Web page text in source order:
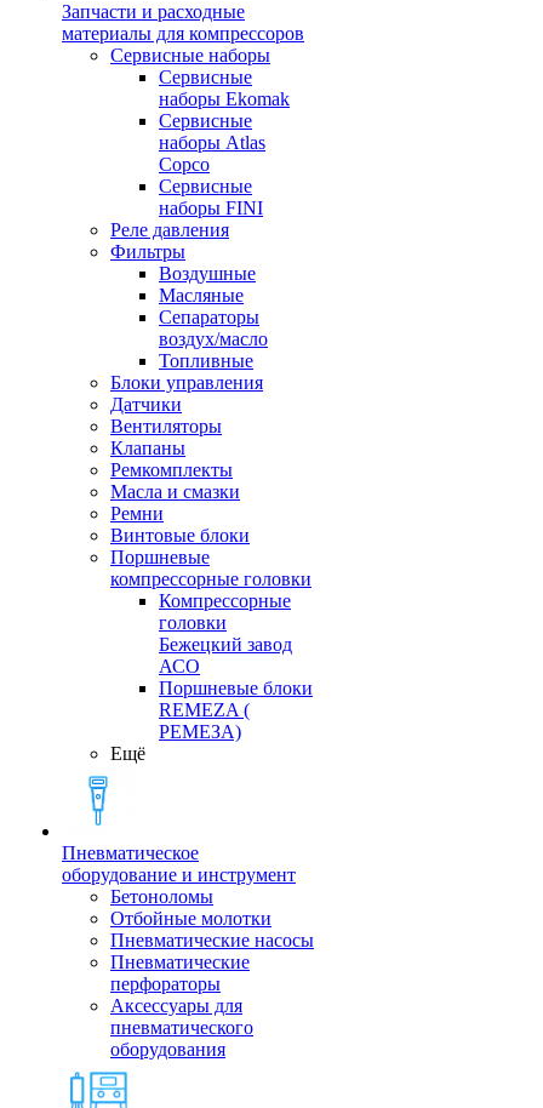
Запчасти и расходные
материалы для компрессоров
Cервисные наборы
Сервисные
наборы Ekomak
Cервисные
наборы Atlas
Copco
Сервисные
наборы FINI
Реле давления
Фильтры
Воздушные
Масляные
Сепараторы
воздух/масло
Топливные
Блоки управления
Датчики
Вентиляторы
Клапаны
Ремкомплекты
Масла и смазки
Ремни
Винтовые блоки
Поршневые
компрессорные головки
Компрессорные
головки
Бежецкий завод
АСО
Поршневые блоки
REMEZA (
РЕМЕЗА)
Ещё
Пневматическое
оборудование и инструмент
Бетоноломы
Отбойные молотки
Пневматические насосы
Пневматические
перфораторы
Аксессуары для
пневматического
оборудования